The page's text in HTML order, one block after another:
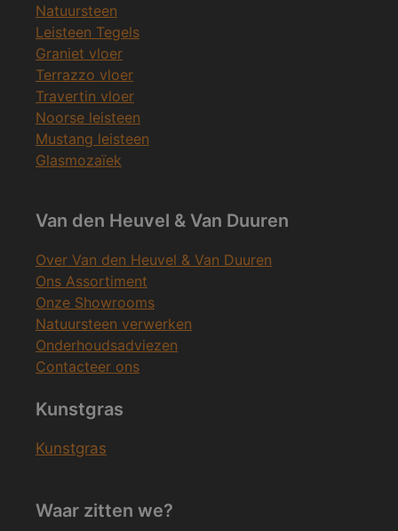
Natuursteen
Leisteen Tegels
Graniet vloer
Terrazzo vloer
Travertin vloer
Noorse leisteen
Mustang leisteen
Glasmozaïek
Van den Heuvel & Van Duuren
Over Van den Heuvel & Van Duuren
Ons Assortiment
Onze Showrooms
Natuursteen verwerken
Onderhoudsadviezen
Contacteer ons
Kunstgras
Kunstgras
Waar zitten we?